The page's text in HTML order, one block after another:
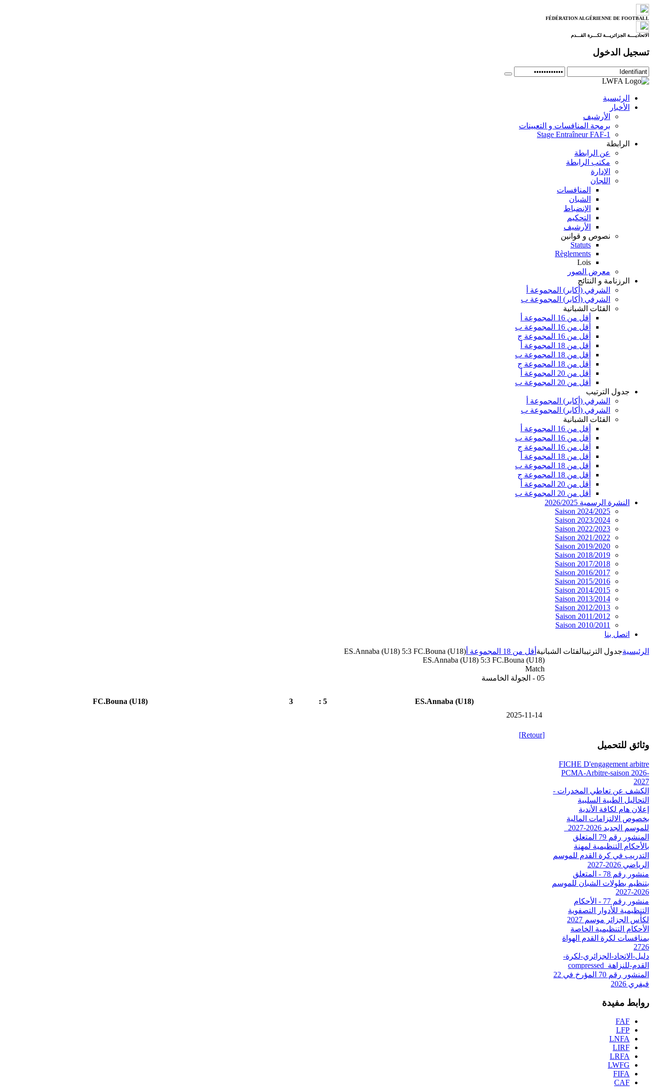
FÉDÉRATION ALGÉRIENNE DE FOOTBALL
الاتحاديــــة الجزائريـــة لكـــرة القـــدم
تسجيل الدخول
الرئيسية
الأخبار
الأرشيف
برمجة المنافسات و التعيينات
Stage Entraîneur FAF-1
الرابطة
عن الرابطة
مكتب الرابطة
الإدارة
اللجان
المنافسات
الشبان
الإنضباط
التحكيم
الأرشيف
نصوص و قوانين
Statuts
Règlements
Lois
معرض الصور
الرزنامة و النتائج
الشرفي (أكابر) المجموعة أ
الشرفي (أكابر) المجموعة ب
الفئات الشبانية
أقل من 16 المجموعة أ
أقل من 16 المجموعة ب
أقل من 16 المجموعة ج
أقل من 18 المجموعة أ
أقل من 18 المجموعة ب
أقل من 18 المجموعة ج
أقل من 20 المجموعة أ
أقل من 20 المجموعة ب
جدول الترتيب
الشرفي (أكابر) المجموعة أ
الشرفي (أكابر) المجموعة ب
الفئات الشبانية
أقل من 16 المجموعة أ
أقل من 16 المجموعة ب
أقل من 16 المجموعة ج
أقل من 18 المجموعة أ
أقل من 18 المجموعة ب
أقل من 18 المجموعة ج
أقل من 20 المجموعة أ
أقل من 20 المجموعة ب
النشرة الرسمية 2026/2025
Saison 2024/2025
Saison 2023/2024
Saison 2022/2023
Saison 2021/2022
Saison 2019/2020
Saison 2018/2019
Saison 2017/2018
Saison 2016/2017
Saison 2015/2016
Saison 2014/2015
Saison 2013/2014
Saison 2012/2013
Saison 2011/2012
Saison 2010/2011
اتصل بنا
الرئيسيةجدول الترتيبالفئات الشبانية أقل من 18 المجموعة أ
ES.Annaba (U18) 5:3 FC.Bouna (U18)
ES.Annaba (U18) 5:3 FC.Bouna (U18)
Match
05 - الجولة الخامسة
ES.Annaba (U18)
5 :
3
FC.Bouna (U18)
2025-11-14
[Retour]
وثائق للتحميل
FICHE D'engagement arbitre
PCMA-Arbitre-saison 2026-
2027
الكشف عن تعاطي المخدرات -
التحاليل الطبية السلبية
إعلان هام لكافة الأندية
بخصوص الالتزامات المالية
للموسم الجديد 2026-2027_
المنشور رقم 79 المتعلق
بالأحكام التنظيمية لمهنة
التدريب في كرة القدم للموسم
الرياضي 2026-2027
منشور رقم 78 - المتعلق
بتنظيم بطولات الشبان للموسم
2026-2027
منشور رقم 77 - الأحكام
التنظيمية للأدوار التصفوية
لكأس الجزائر موسم 2027
الأحكام التنظيمية الخاصة
بمنافسات لكرة القدم الهواة
2726
دليل-الاتحاد-الجزائري-لكرة-
القدم-للنزاهة_compressed
المنشور رقم 70 المؤرخ في 22
فيفري 2026
روابط مفيدة
FAF
LFP
LNFA
LIRF
LRFA
LWFG
FIFA
CAF